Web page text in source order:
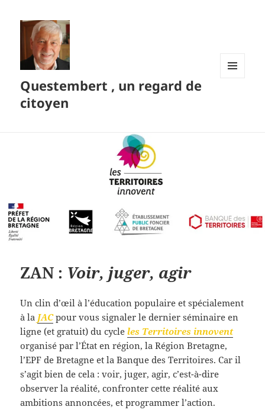
Questembert , un regard de
citoyen
ZAN : Voir, juger, agir
Un clin d’œil à l’éducation populaire et spécialement
à la JACpour vous signaler le dernier séminaire en
ligne (et gratuit) du cycleles Territoires innovent
organisé par l’État en région, la Région Bretagne,
l’EPF de Bretagne et la Banque des Territoires. Car il
s’agit bien de cela : voir, juger, agir, c’est-à-dire
observer la réalité, confronter cette réalité aux
ambitions annoncées, et programmer l’action.